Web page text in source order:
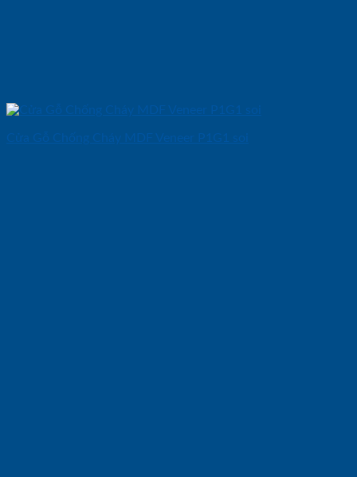
Cửa Gỗ Chống Cháy MDF Veneer P1G1 soi